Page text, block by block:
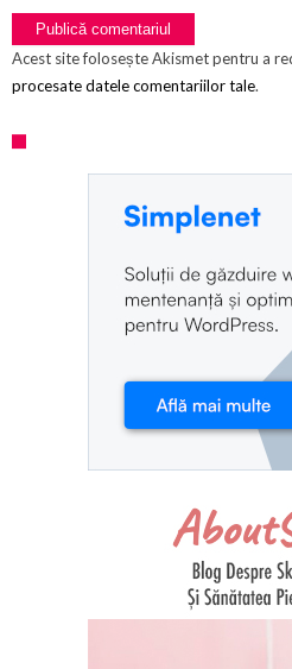
Acest site folosește Akismet pentru a
procesate datele comentariilor tale.